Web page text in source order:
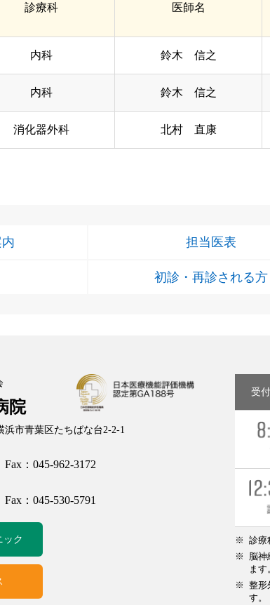
診療科 医師名
内科 鈴木 信之
内科 鈴木 信之
消化器外科 北村 直康
担当医表
初診・再診される方
院
浜市青葉区たちばな台2-2-1
：045-962-3172
：045-530-5791
ック
受
診療
脳神
ます。
整形
す。